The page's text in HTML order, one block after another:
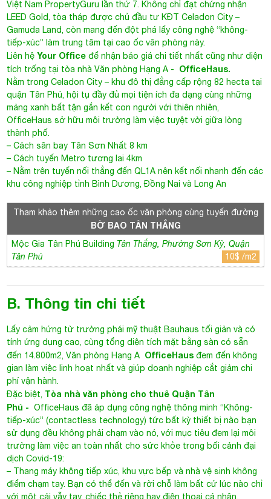
Gamuda Land, còn mang đến đột phá lấy công nghệ “không-
tiếp-xúc” làm trung tâm tại cao ốc văn phòng này.
Liên hệYour Officeđể nhận báo giá chi tiết nhất cũng như diện
tích trống tại tòa nhàVăn phòng Hạng A -OfficeHaus.
Nằm trong Celadon City – khu đô thị đẳng cấp rộng 82 hecta tại
quận Tân Phú, hội tụ đầy đủ mọi tiện ích đa dạng cùng những
mảng xanh bất tận gắn kết con người với thiên nhiên,
OfficeHaus sở hữu môi trường làm việc tuyệt vời giữa lòng
thành phố.
– Cách sân bay Tân Sơn Nhất 8 km
– Cách tuyến Metro tương lai 4km
– Nằm trên tuyến nối thẳng đến QL1A nên kết nối nhanh đến các
khu công nghiệp tỉnh Bình Dương, Đồng Nai và Long An
BỜ BAO TÂN THẮNG
Mộc Gia Tân Phú BuildingTân Thắng, Phường Sơn Kỳ, Quận
Tân Phú
10$ /m2
B. Thông tin chi tiết
Lấy cảm hứng từ trường phái mỹ thuật Bauhaus tối giản và có
tính ứng dụng cao, cùng tổng diện tích mặt bằng sàn có sẵn
đến 14.800m2,Văn phòng Hạng A OfficeHausđem đến không
gian làm việc linh hoạt nhất và giúp doanh nghiệp cắt giảm chi
phí vận hành.
Đặc biệt,Tòa nhà văn phòng cho thuê Quận Tân
Phú -OfficeHaus đã áp dụng công nghệ thông minh “Không-
tiếp-xúc” (contactless technology) tức bất kỳ thiết bị nào bạn
sử dụng đều không phải chạm vào nó, với mục tiêu đem lại môi
trường làm việc an toàn nhất cho sức khỏe trong bối cảnh đại
dịch Covid-19:
– Thang máy không tiếp xúc, khu vực bếp và nhà vệ sinh không
điểm chạm tay. Bạn có thể đến và rời chỗ làm bất cứ lúc nào chỉ
với một cái vẫy tay, chiếc thẻ riêng hay điện thoại cá nhân.
– Mã QR được phủ rộng trong tòa nhà.